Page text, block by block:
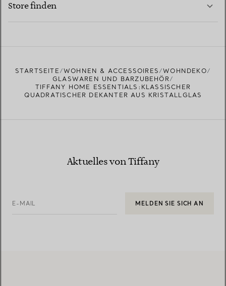
Store finden
STARTSEITE WOHNEN & ACCESSOIRES
WOHNDEKO
GLASWAREN UND BARZUBEHÖR
TIFFANY HOME ESSENTIALS:KLASSISCHER
QUADRATISCHER DEKANTER AUS KRISTALLGLAS
Aktuelles von Tiffany
E-MAIL MELDEN SIE SICH AN